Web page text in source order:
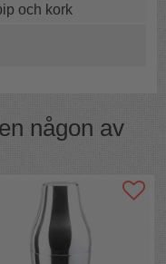
och kork
någon av